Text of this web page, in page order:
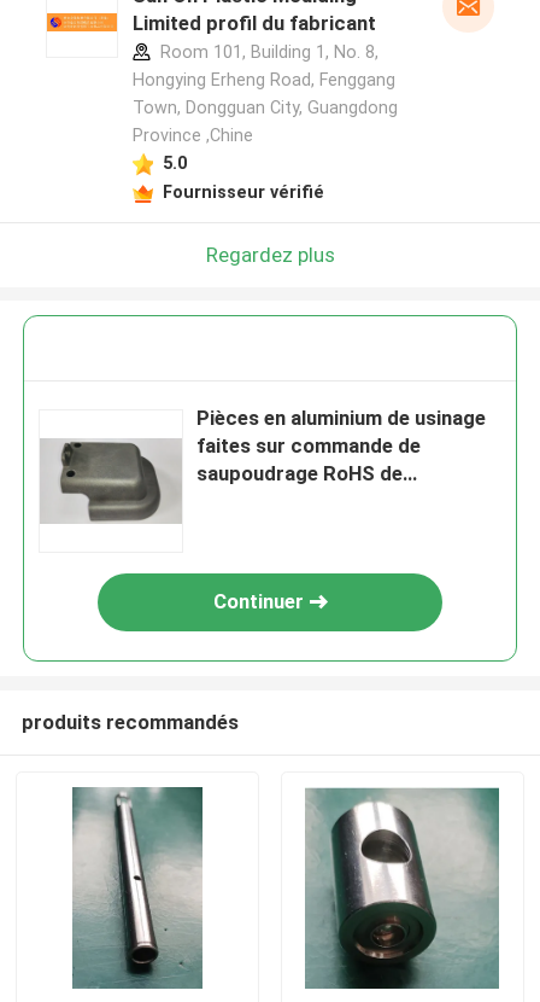
Aperçu
Produits
Vidéos
Limited profil du fabricant
Room 101, Building 1, No. 8,
Hongying Erheng Road, Fenggang
Town, Dongguan City, Guangdong
Province ,Chine
5.0
Fournisseur vérifié
Regardez plus
Pièces en aluminium de usinage
faites sur commande de
saupoudrage RoHS de
Continuer
produits recommandés